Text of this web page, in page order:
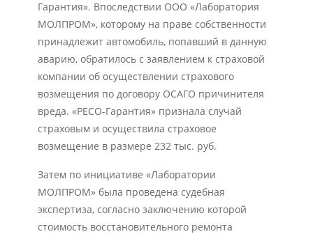
Гарантия». Впоследствии ООО «Лаборатория
МОЛПРОМ», которому на праве собственности
принадлежит автомобиль, попавший в данную
аварию, обратилось с заявлением к страховой
компании об осуществлении страхового
возмещения по договору ОСАГО причинителя
вреда. «РЕСО-Гарантия» признала случай
страховым и осуществила страховое
возмещение в размере 232 тыс. руб.
Затем по инициативе «Лаборатории
МОЛПРОМ» была проведена судебная
экспертиза, согласно заключению которой
стоимость восстановительного ремонта